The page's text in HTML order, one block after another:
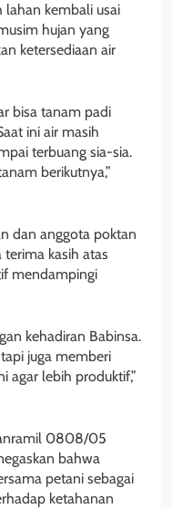
lahan kembali usai
hujan yang
ketersediaan air
bisa tanam padi
ini air masih
terbuang sia-sia.
berikutnya,”
dan anggota poktan
kasih atas
mendampingi
kehadiran Babinsa.
juga memberi
agar lebih produktif,”
0808/05
bahwa
petani sebagai
ketahanan